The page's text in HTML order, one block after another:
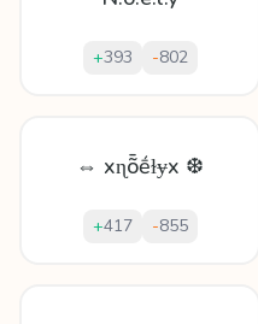
+393 -802
⇔ xɳȭḗɫɏx ❆
+417 -855